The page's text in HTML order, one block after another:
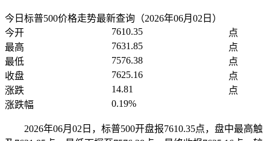
今日标普500价格走势最新查询（2026年06月02日）
今开
7610.35
点
最高
7631.85
点
最低
7576.38
点
收盘
7625.16
点
涨跌
14.81
点
涨跌幅
0.19%
2026年06月02日，标普500开盘报7610.35点，盘中最高触